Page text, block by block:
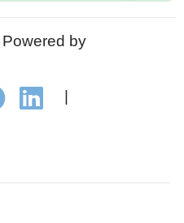
Powered by